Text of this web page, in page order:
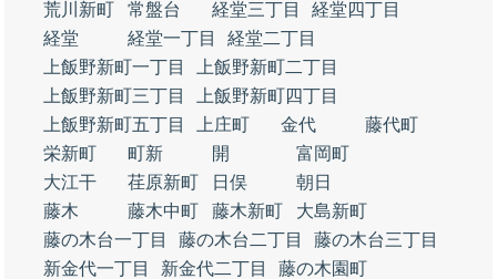
荒川新町
常盤台 経堂三丁目
経堂四丁目
経堂
経堂一丁目
経堂二丁目
上飯野新町一丁目
上飯野新町二丁目
上飯野新町三丁目
上飯野新町四丁目
上飯野新町五丁目
上庄町 金代
藤代町
栄新町
町新 開
富岡町
大江干
荏原新町 日俣
朝日
藤木
藤木中町 藤木新町
大島新町
藤の木台一丁目
藤の木台二丁目
藤の木台三丁目
新金代一丁目
新金代二丁目
藤の木園町